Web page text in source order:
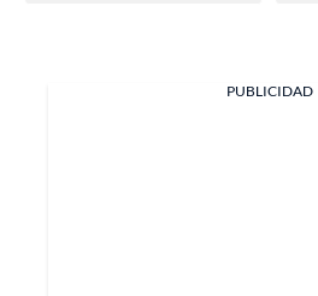
PUBLICIDAD